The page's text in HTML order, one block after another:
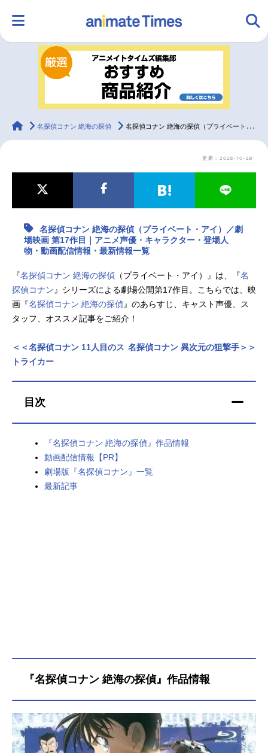
ランキング アニメ
ラジオ
最新記事一覧
アニメ映画一覧 実写化映画一覧
今期アニメ曜日別一覧
秋アニメ
animateTimes
名探偵コナン 絶海の探偵 名探偵コナン 絶海の探偵（プライベート・アイ）／劇場映画 第17作目｜アニメ声優・キャラクター・登場人物・動画配信情報・最新情報一覧
更新：2025-10-28
名探偵コナン 絶海の探偵（プライベート・アイ）／劇
場映画 第17作目｜アニメ声優・キャラクター・登場人
物・動画配信情報・最新情報一覧
『名探偵コナン 絶海の探偵 （プライベート・アイ）』は、『名
探偵コナン 』シリーズによる劇場公開第17作目。こちらでは、映
画『名探偵コナン 絶海の探偵』のあらすじ、キャスト声優、ス
タッフ、オススメ記事をご紹介！
名探偵コナン 異次元の狙撃手＞＞
＜＜名探偵コナン 11人目のス
トライカー
目次
『名探偵コナン 絶海の探偵』作品情報
動画配信情報【PR】
劇場版『名探偵コナン』一覧
最新記事
『名探偵コナン 絶海の探偵』作品情報